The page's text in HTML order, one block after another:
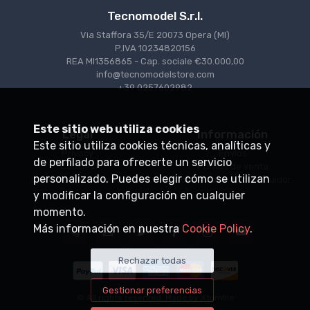
Tecnomodel S.r.l.
Via Staffora 35/E 20073 Opera (MI)
P.IVA 10234820156
REA MI1356865 - Cap. sociale €30.000,00
info@tecnomodelstore.com
+39 0257602982
Legal
Cookies
Condiciones de venta
Información
Puntos de venta
Conviértase en distribuidor
© All rights reserved. Made by
Este sitio web utiliza cookies
Este sitio utiliza cookies técnicas, analíticas y
de perfilado para ofrecerte un servicio
personalizado. Puedes elegir cómo se utilizan
y modificar la configuración en cualquier
momento.
Más información en nuestra Cookie Policy.
Rechazar todas
Gestionar preferencias